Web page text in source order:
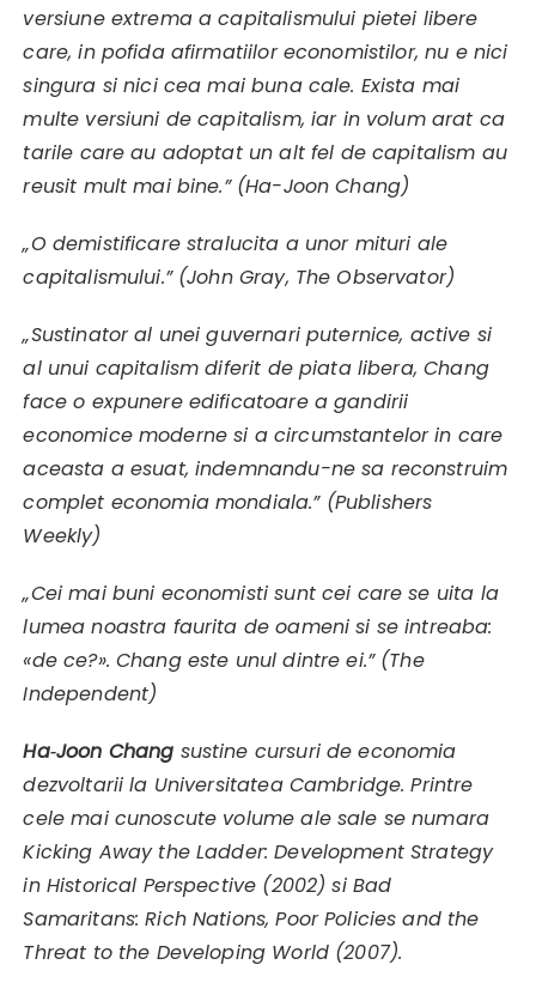
versiune extrema a capitalismului pietei libere
care, in pofida afirmatiilor economistilor, nu e nici
singura si nici cea mai buna cale. Exista mai
multe versiuni de capitalism, iar in volum arat ca
tarile care au adoptat un alt fel de capitalism au
reusit mult mai bine.” (Ha-Joon Chang)
„O demistificare stralucita a unor mituri ale
capitalismului.” (John Gray, The Observator)
„Sustinator al unei guvernari puternice, active si
al unui capitalism diferit de piata libera, Chang
face o expunere edificatoare a gandirii
economice moderne si a circumstantelor in care
aceasta a esuat, indemnandu-ne sa reconstruim
complet economia mondiala.” (Publishers
Weekly)
„Cei mai buni economisti sunt cei care se uita la
lumea noastra faurita de oameni si se intreaba:
«de ce?». Chang este unul dintre ei.” (The
Independent)
Ha‑Joon Chang sustine cursuri de economia
dezvoltarii la Universitatea Cambridge. Printre
cele mai cunoscute volume ale sale se numara
Kicking Away the Ladder: Development Strategy
in Historical Perspective (2002) si Bad
Samaritans: Rich Nations, Poor Policies and the
Threat to the Developing World (2007).